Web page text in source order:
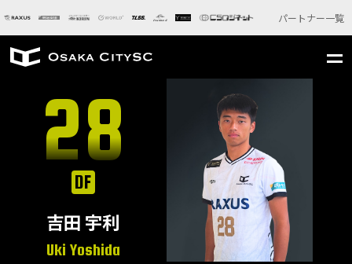
パートナー一覧
28
DF
吉田 宇利
Uki Yoshida